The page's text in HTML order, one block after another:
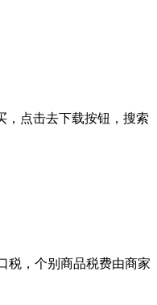
，点击去下载按钮，搜索
税，个别商品税费由商家